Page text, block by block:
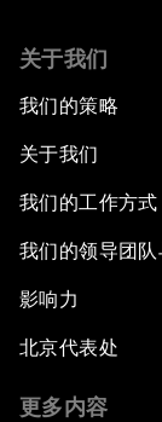
关于我们
我们的策略
关于我们
我们的工作方式
我们的领导团
影响力
北京代表处
更多内容